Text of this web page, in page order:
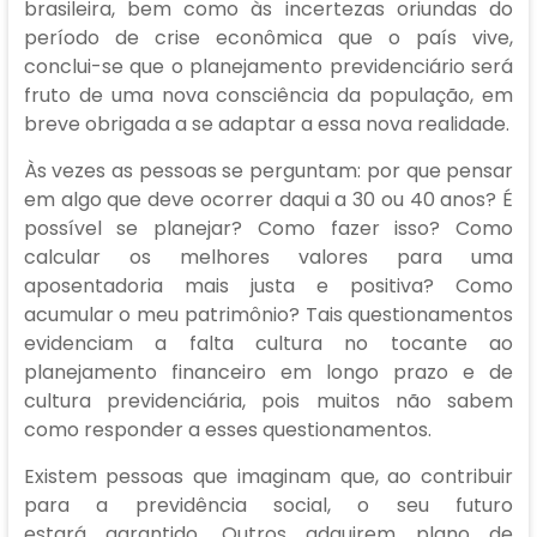
brasileira, bem como às incertezas oriundas do
período de crise econômica que o país vive,
conclui-se que o planejamento previdenciário será
fruto de uma nova consciência da população, em
breve obrigada a se adaptar a essa nova realidade.
Às vezes as pessoas se perguntam: por que pensar
em algo que deve ocorrer daqui a 30 ou 40 anos? É
possível se planejar? Como fazer isso? Como
calcular os melhores valores para uma
aposentadoria mais justa e positiva? Como
acumular o meu patrimônio? Tais questionamentos
evidenciam a falta cultura no tocante ao
planejamento financeiro em longo prazo e de
cultura previdenciária, pois muitos não sabem
como responder a esses questionamentos.
Existem pessoas que imaginam que, ao contribuir
para a previdência social, o seu futuro